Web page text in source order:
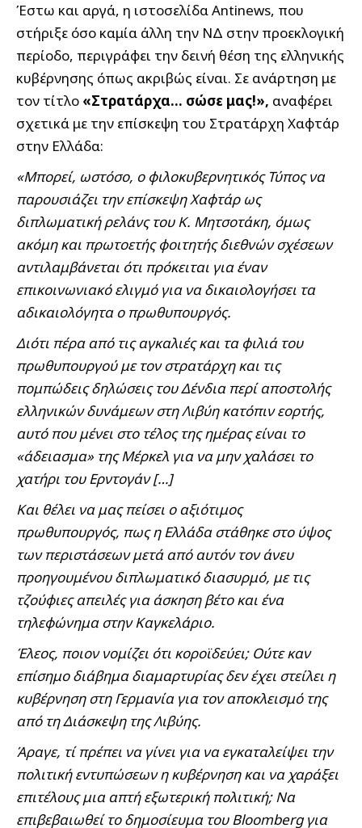
Έστω και αργά, η ιστοσελίδα Antinews, που
στήριξε όσο καμία άλλη την ΝΔ στην προεκλογική
περίοδο, περιγράφει την δεινή θέση της ελληνικής
κυβέρνησης όπως ακριβώς είναι. Σε ανάρτηση με
τον τίτλο «Στρατάρχα… σώσε μας!», αναφέρει
σχετικά με την επίσκεψη του Στρατάρχη Χαφτάρ
στην Ελλάδα:
«Μπορεί, ωστόσο, ο φιλοκυβερνητικός Τύπος να
παρουσιάζει την επίσκεψη Χαφτάρ ως
διπλωματική ρελάνς του Κ. Μητσοτάκη, όμως
ακόμη και πρωτοετής φοιτητής διεθνών σχέσεων
αντιλαμβάνεται ότι πρόκειται για έναν
επικοινωνιακό ελιγμό για να δικαιολογήσει τα
αδικαιολόγητα ο πρωθυπουργός.
Διότι πέρα από τις αγκαλιές και τα φιλιά του
πρωθυπουργού με τον στρατάρχη και τις
πομπώδεις δηλώσεις του Δένδια περί αποστολής
ελληνικών δυνάμεων στη Λιβύη κατόπιν εορτής,
αυτό που μένει στο τέλος της ημέρας είναι το
«άδειασμα» της Μέρκελ για να μην χαλάσει το
χατήρι του Ερντογάν […]
Και θέλει να μας πείσει ο αξιότιμος
πρωθυπουργός, πως η Ελλάδα στάθηκε στο ύψος
των περιστάσεων μετά από αυτόν τον άνευ
προηγουμένου διπλωματικό διασυρμό, με τις
τζούφιες απειλές για άσκηση βέτο και ένα
τηλεφώνημα στην Καγκελάριο.
Έλεος, ποιον νομίζει ότι κοροϊδεύει; Ούτε καν
επίσημο διάβημα διαμαρτυρίας δεν έχει στείλει η
κυβέρνηση στη Γερμανία για τον αποκλεισμό της
από τη Διάσκεψη της Λιβύης.
Άραγε, τί πρέπει να γίνει για να εγκαταλείψει την
πολιτική εντυπώσεων η κυβέρνηση και να χαράξει
επιτέλους μια απτή εξωτερική πολιτική; Να
επιβεβαιωθεί το δημοσίευμα του Bloomberg για